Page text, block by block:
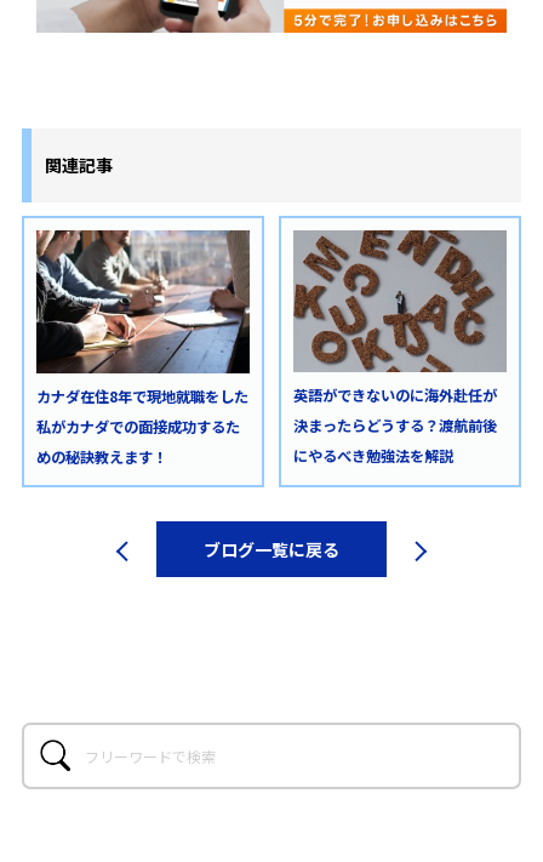
関連記事
カナダ在住8年で現地就職をした
私がカナダでの面接成功するた
めの秘訣教えます！
英語ができないのに海外赴任が
決まったらどうする？渡航前後
にやるべき勉強法を解説
ブログ一覧に戻る